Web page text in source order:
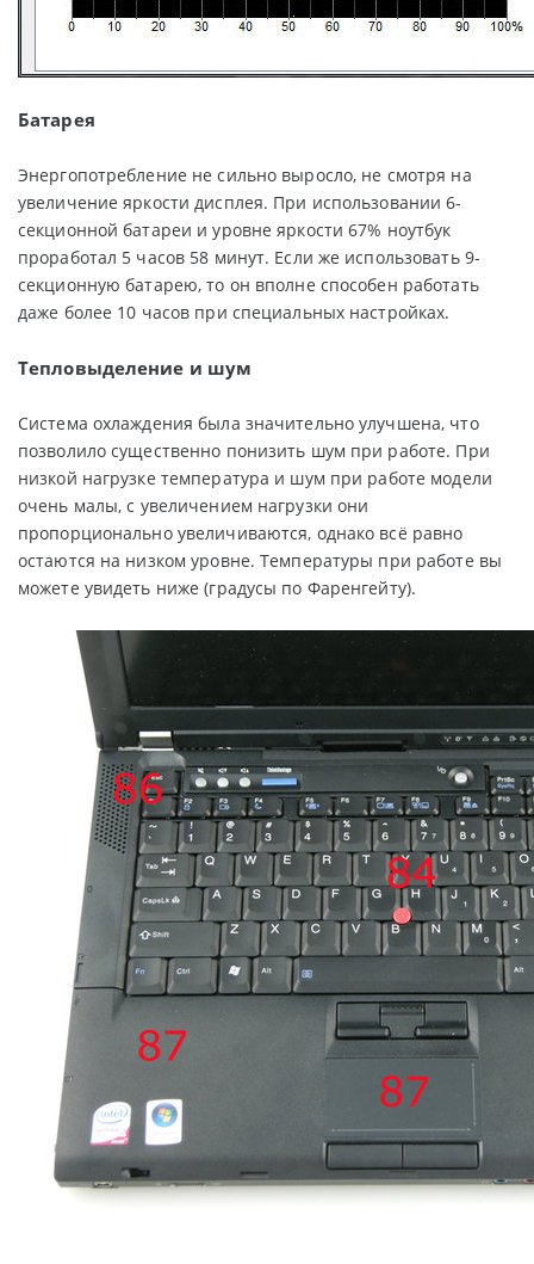
Батарея
Энергопотребление не сильно выросло, не смотря на
увеличение яркости дисплея. При использовании 6-
секционной батареи и уровне яркости 67% ноутбук
проработал 5 часов 58 минут. Если же использовать 9-
секционную батарею, то он вполне способен работать
даже более 10 часов при специальных настройках.
Тепловыделение и шум
Система охлаждения была значительно улучшена, что
позволило существенно понизить шум при работе. При
низкой нагрузке температура и шум при работе модели
очень малы, с увеличением нагрузки они
пропорционально увеличиваются, однако всё равно
остаются на низком уровне. Температуры при работе вы
можете увидеть ниже (градусы по Фаренгейту).